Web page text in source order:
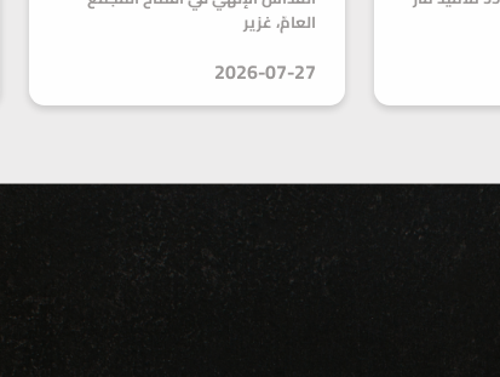
العامّ، غزير
2026-07-27